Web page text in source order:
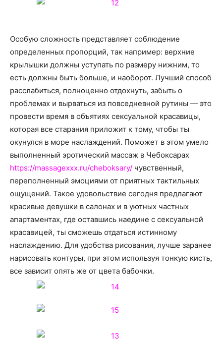
Особую сложность представляет соблюдение
определенных пропорций, так например: верхние
крылышки должны уступать по размеру нижним, то
есть должны быть больше, и наоборот. Лучший способ
расслабиться, полноценно отдохнуть, забыть о
проблемах и вырваться из повседневной рутины — это
провести время в объятиях сексуальной красавицы,
которая все старания приложит к тому, чтобы ты
окунулся в море наслаждений. Поможет в этом умело
выполненный эротический массаж в Чебоксарах
https://massagexxx.ru/cheboksary/ чувственный,
переполненный эмоциями от приятных тактильных
ощущений. Такое удовольствие сегодня предлагают
красивые девушки в салонах и в уютных частных
апартаментах, где оставшись наедине с сексуальной
красавицей, ты сможешь отдаться истинному
наслаждению. Для удобства рисования, лучше заранее
нарисовать контуры, при этом используя тонкую кисть,
все зависит опять же от цвета бабочки.